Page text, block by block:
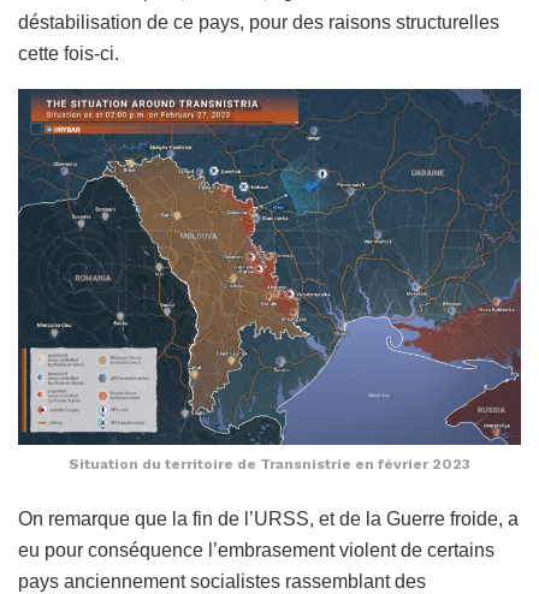
déstabilisation de ce pays, pour des raisons structurelles
cette fois-ci.
Situation du territoire de Transnistrie en février 2023
On remarque que la fin de l’URSS, et de la Guerre froide, a
eu pour conséquence l’embrasement violent de certains
pays anciennement socialistes rassemblant des